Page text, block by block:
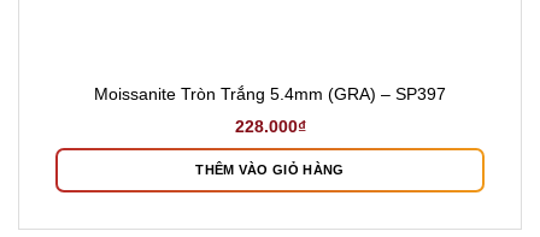
Moissanite Tròn Trắng 5.4mm (GRA) – SP397
228.000₫
THÊM VÀO GIỎ HÀNG